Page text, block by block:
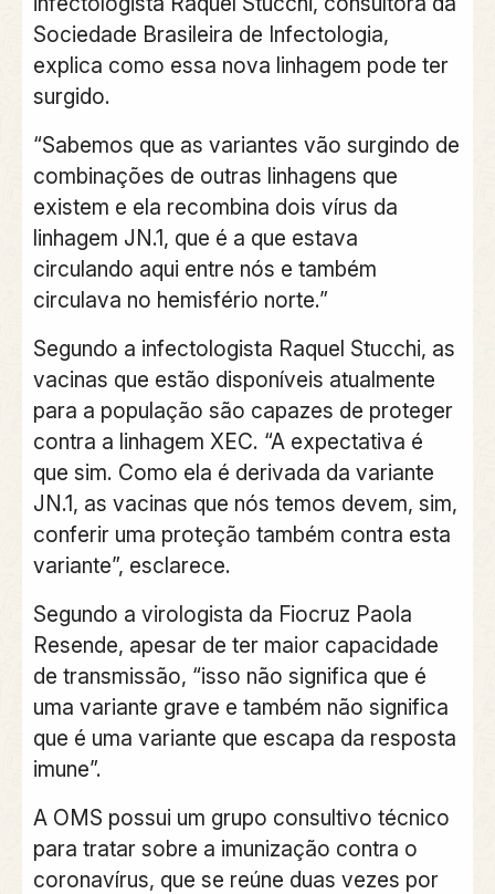
Sociedade Brasileira de Infectologia,
explica como essa nova linhagem pode ter
surgido.
“Sabemos que as variantes vão surgindo de
combinações de outras linhagens que
existem e ela recombina dois vírus da
linhagem JN.1, que é a que estava
circulando aqui entre nós e também
circulava no hemisfério norte.”
Segundo a infectologista Raquel Stucchi, as
vacinas que estão disponíveis atualmente
para a população são capazes de proteger
contra a linhagem XEC. “A expectativa é
que sim. Como ela é derivada da variante
JN.1, as vacinas que nós temos devem, sim,
conferir uma proteção também contra esta
variante”, esclarece.
Segundo a virologista da Fiocruz Paola
Resende, apesar de ter maior capacidade
de transmissão, “isso não significa que é
uma variante grave e também não significa
que é uma variante que escapa da resposta
imune”.
A OMS possui um grupo consultivo técnico
para tratar sobre a imunização contra o
coronavírus, que se reúne duas vezes por